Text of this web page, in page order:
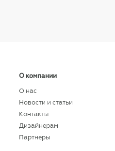
О компании
О нас
Новости и статьи
Контакты
Дизайнерам
Партнеры